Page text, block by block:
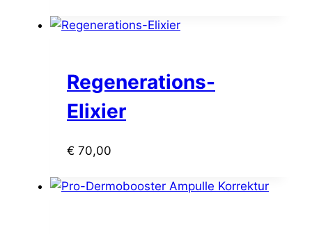
Regenerations-
Elixier
€ 70,00